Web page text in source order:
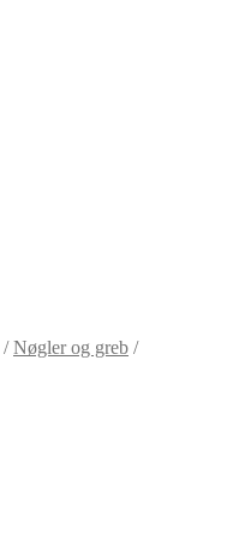
/Nøgler og greb /